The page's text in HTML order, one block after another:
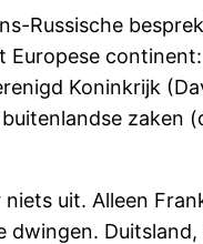
Russische
Koninkrijk
zaken
uit. Alleen
Duitsland,